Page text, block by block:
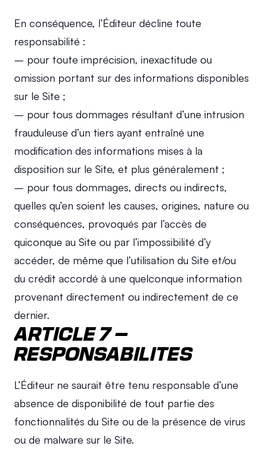
En conséquence, l’Éditeur décline toute
responsabilité :
– pour toute imprécision, inexactitude ou
omission portant sur des informations disponibles
sur le Site ;
– pour tous dommages résultant d’une intrusion
frauduleuse d’un tiers ayant entraîné une
modification des informations mises à la
disposition sur le Site, et plus généralement ;
– pour tous dommages, directs ou indirects,
quelles qu’en soient les causes, origines, nature ou
conséquences, provoqués par l’accès de
quiconque au Site ou par l’impossibilité d’y
accéder, de même que l’utilisation du Site et/ou
du crédit accordé à une quelconque information
provenant directement ou indirectement de ce
dernier.
ARTICLE 7 –
RESPONSABILITES
L’Éditeur ne saurait être tenu responsable d’une
absence de disponibilité de tout partie des
fonctionnalités du Site ou de la présence de virus
ou de malware sur le Site.